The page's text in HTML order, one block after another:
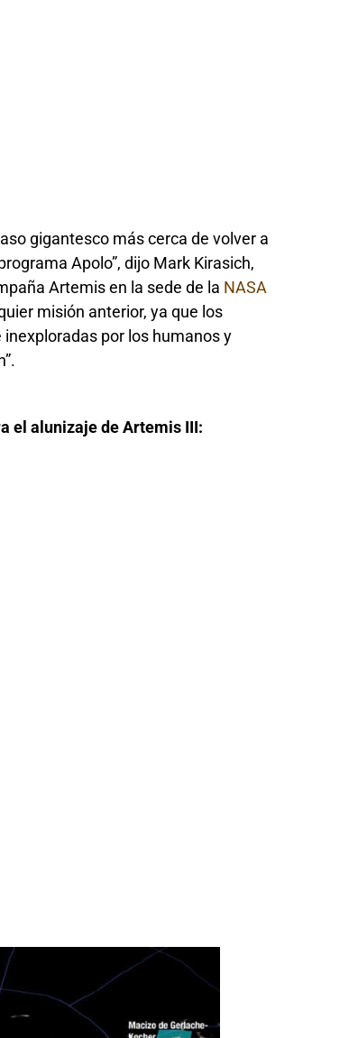
gigantesco más cerca de volver a
Apolo”, dijo Mark Kirasich,
Artemis en la sede de la NASA
misión anterior, ya que los
por los humanos y
el alunizaje de Artemis III: